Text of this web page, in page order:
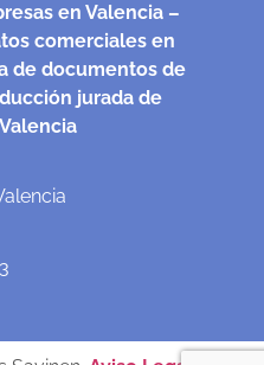
en Valencia –
comerciales en
de documentos de
jurada de